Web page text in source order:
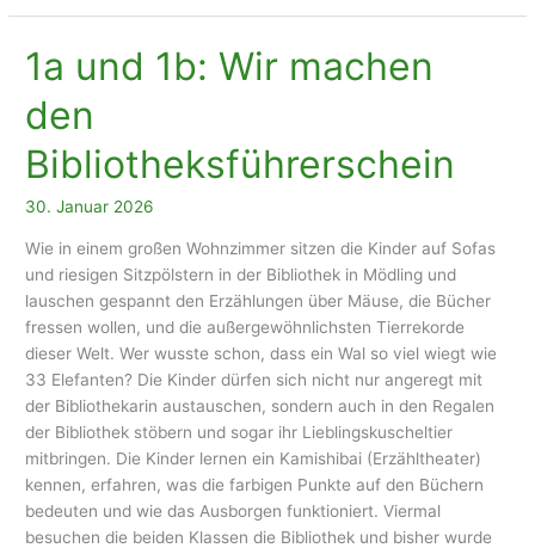
1a und 1b: Wir machen
den
Bibliotheksführerschein
30. Januar 2026
Wie in einem großen Wohnzimmer sitzen die Kinder auf Sofas
und riesigen Sitzpölstern in der Bibliothek in Mödling und
lauschen gespannt den Erzählungen über Mäuse, die Bücher
fressen wollen, und die außergewöhnlichsten Tierrekorde
dieser Welt. Wer wusste schon, dass ein Wal so viel wiegt wie
33 Elefanten? Die Kinder dürfen sich nicht nur angeregt mit
der Bibliothekarin austauschen, sondern auch in den Regalen
der Bibliothek stöbern und sogar ihr Lieblingskuscheltier
mitbringen. Die Kinder lernen ein Kamishibai (Erzähltheater)
kennen, erfahren, was die farbigen Punkte auf den Büchern
bedeuten und wie das Ausborgen funktioniert. Viermal
besuchen die beiden Klassen die Bibliothek und bisher wurde